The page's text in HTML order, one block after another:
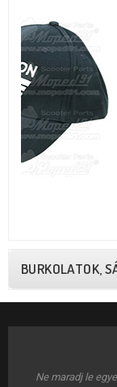
BURKOLATOK,
Ne maradj le